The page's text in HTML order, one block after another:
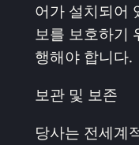
어가 설치되어
보를 보호하기
행해야 합니다.
보관 및 보존
당사는 전세계